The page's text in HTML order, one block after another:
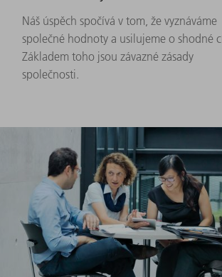
Náš úspěch spočívá v tom, že vyznáváme
společné hodnoty a usilujeme o shodné
Základem toho jsou závazné zásady
společnosti.